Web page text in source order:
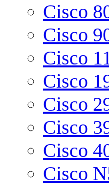
Cisco
Cisco
Cisco
Cisco
Cisco
Cisco
Cisco
Cisco